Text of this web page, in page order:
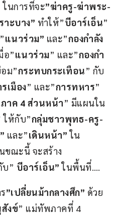
ในการที่จะ”ฆ่าครู-ฆ่าพระ-
าะบาง” ทำให้”บีอาร์เอ็น”
แนวร่วม” และ”กองกำลัง
อ”แนวร่วม” และ”กองกำ
ม”กระทบกระเทือน” กับ
เมือง” และ”การทหาร”
าค 4 ส่วนหน้า” มีแผนใน
ให้กับ”กลุ่มชาวพุทธ-ครู-
และ”เดินหน้า” ใน
ขณะนี้ จะสร้าง
บ” บีอาร์เอ็น” ในพื้นที่….
”เปลี่ยนม้ากลางศึก” ด้วย
งข์” แม่ทัพภาคที่ 4